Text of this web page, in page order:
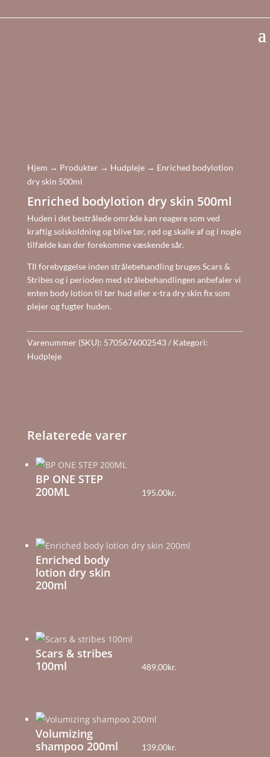
Hjem → Produkter→ Hudpleje→ Enriched bodylotion
dry skin 500ml
Enriched bodylotion dry skin 500ml
Huden i det bestrålede område kan reagere som ved
kraftig solskoldning og blive tør, rød og skalle af og i nogle
tilfælde kan der forekomme væskende sår.
TIl forebyggelse inden strålebehandling bruges Scars &
Stribes og i perioden med strålebehandlingen anbefaler vi
enten body lotion til tør hud eller x-tra dry skin fix som
plejer og fugter huden.
Varenummer (SKU): 5705676002543
Kategori:
Hudpleje
Relaterede varer
BP ONE STEP
200ML
195,00kr.
Enriched body
lotion dry skin
200ml
Scars & stribes
100ml
489,00kr.
Volumizing
shampoo 200ml
139,00kr.